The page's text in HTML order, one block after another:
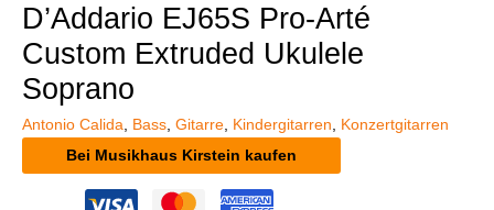
D’Addario EJ65S Pro-Arté
Custom Extruded Ukulele
Soprano
Antonio Calida Bass Gitarre Kindergitarren
Konzertgitarren
Bei Musikhaus Kirstein kaufen